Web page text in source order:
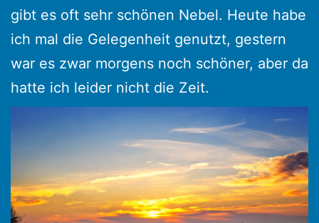
gibt es oft sehr schönen Nebel. Heute habe
ich mal die Gelegenheit genutzt, gestern
war es zwar morgens noch schöner, aber da
hatte ich leider nicht die Zeit.